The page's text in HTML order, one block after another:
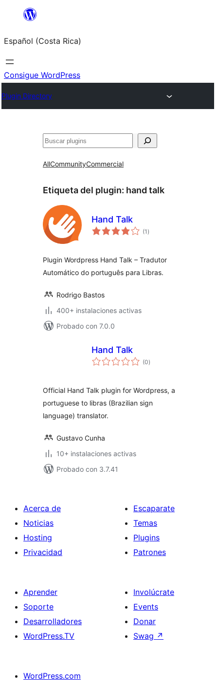
Saltar
contenido
Español (Costa Rica)
Consigue WordPress
Plugin Directory
Buscar
AllCommunityCommercial
Etiqueta del plugin: hand talk
Hand Talk
(1 total
de
)
Plugin Wordpress Hand Talk – Tradutor
Automático do português para Libras.
Rodrigo Bastos
400+ instalaciones activas
Probado con 7.0.0
Hand Talk
(0total
de
)
Official Hand Talk plugin for Wordpress, a
portuguese to libras (Brazilian sign
language) translator.
Gustavo Cunha
10+ instalaciones activas
Probado con 3.7.41
Acerca de
Noticias
Hosting
Privacidad
Escaparate
Temas
Plugins
Patrones
Aprender
Soporte
Desarrolladores
WordPress.TV
Involúcrate
Events
Donar
Swag ↗
WordPress.com